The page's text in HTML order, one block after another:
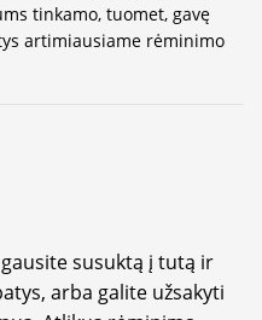
tinkamo, tuomet, gavę
artimiausiame rėminimo
susuktą į tutą ir
arba galite užsakyti